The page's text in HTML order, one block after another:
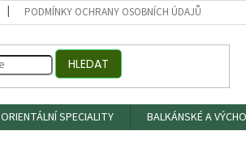
PODMÍNKY OCHRANY OSOBNÍCH ÚDAJŮ
HLEDAT
ORIENTÁLNÍ SPECIALITY BALKÁNSKÉ A